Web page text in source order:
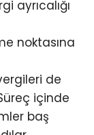
ayrıcalığı
noktasına
de
içinde
baş